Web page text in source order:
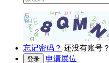
忘记密码？ 还没有账号？
登录 申请展位